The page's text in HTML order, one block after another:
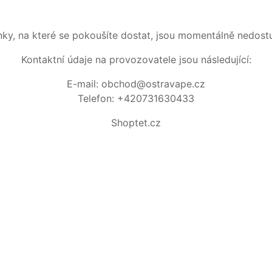
na které se pokoušíte dostat, jsou momentálně
Kontaktní údaje na provozovatele jsou následující:
E-mail: obchod@ostravape.cz
Telefon: +420731630433
Shoptet.cz